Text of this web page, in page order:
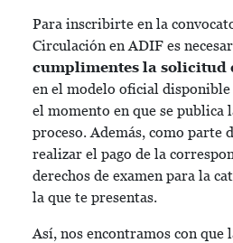
Para inscribirte en la
Circulación en ADIF es
cumplimentes la solicitud
en el modelo oficial
el momento en que se publica
proceso. Además, como parte
realizar el pago de la
derechos de examen para la
la que te presentas.
Así, nos encontramos con que